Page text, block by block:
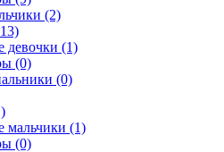
(2)
девочки (1)
(0)
(0)
мальчики (1)
(0)